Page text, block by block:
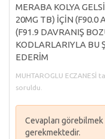
MERABA KOLYA
20MG TB) İÇİN (F90.0
(F91.9 DAVRANIŞ
KODLARLARIYLA BU
EDERİM
MUHTAROGLU
soruldu.
Cevapları
gerekmektedir.